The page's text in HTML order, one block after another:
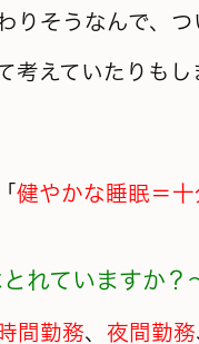
りそうなんで、
考えていたりもし
健やかな睡眠＝
れていますか？
間勤務、 夜間勤務